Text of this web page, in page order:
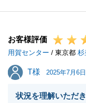
お客様評価
用賀センター / 東京都 杉
T様
T様 2025年7月6日
状況を理解いただ